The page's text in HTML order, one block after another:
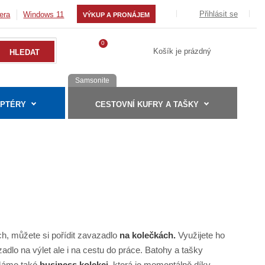
Windows 11 VÝKUP A PRONÁJEM Přihlásit se
0
Košík je prázdný
Samsonite
CESTOVNÍ KUFRY A TAŠKY
můžete si pořídit zavazadlo na kolečkách. Využijete ho
na výlet ale i na cestu do práce. Batohy a tašky